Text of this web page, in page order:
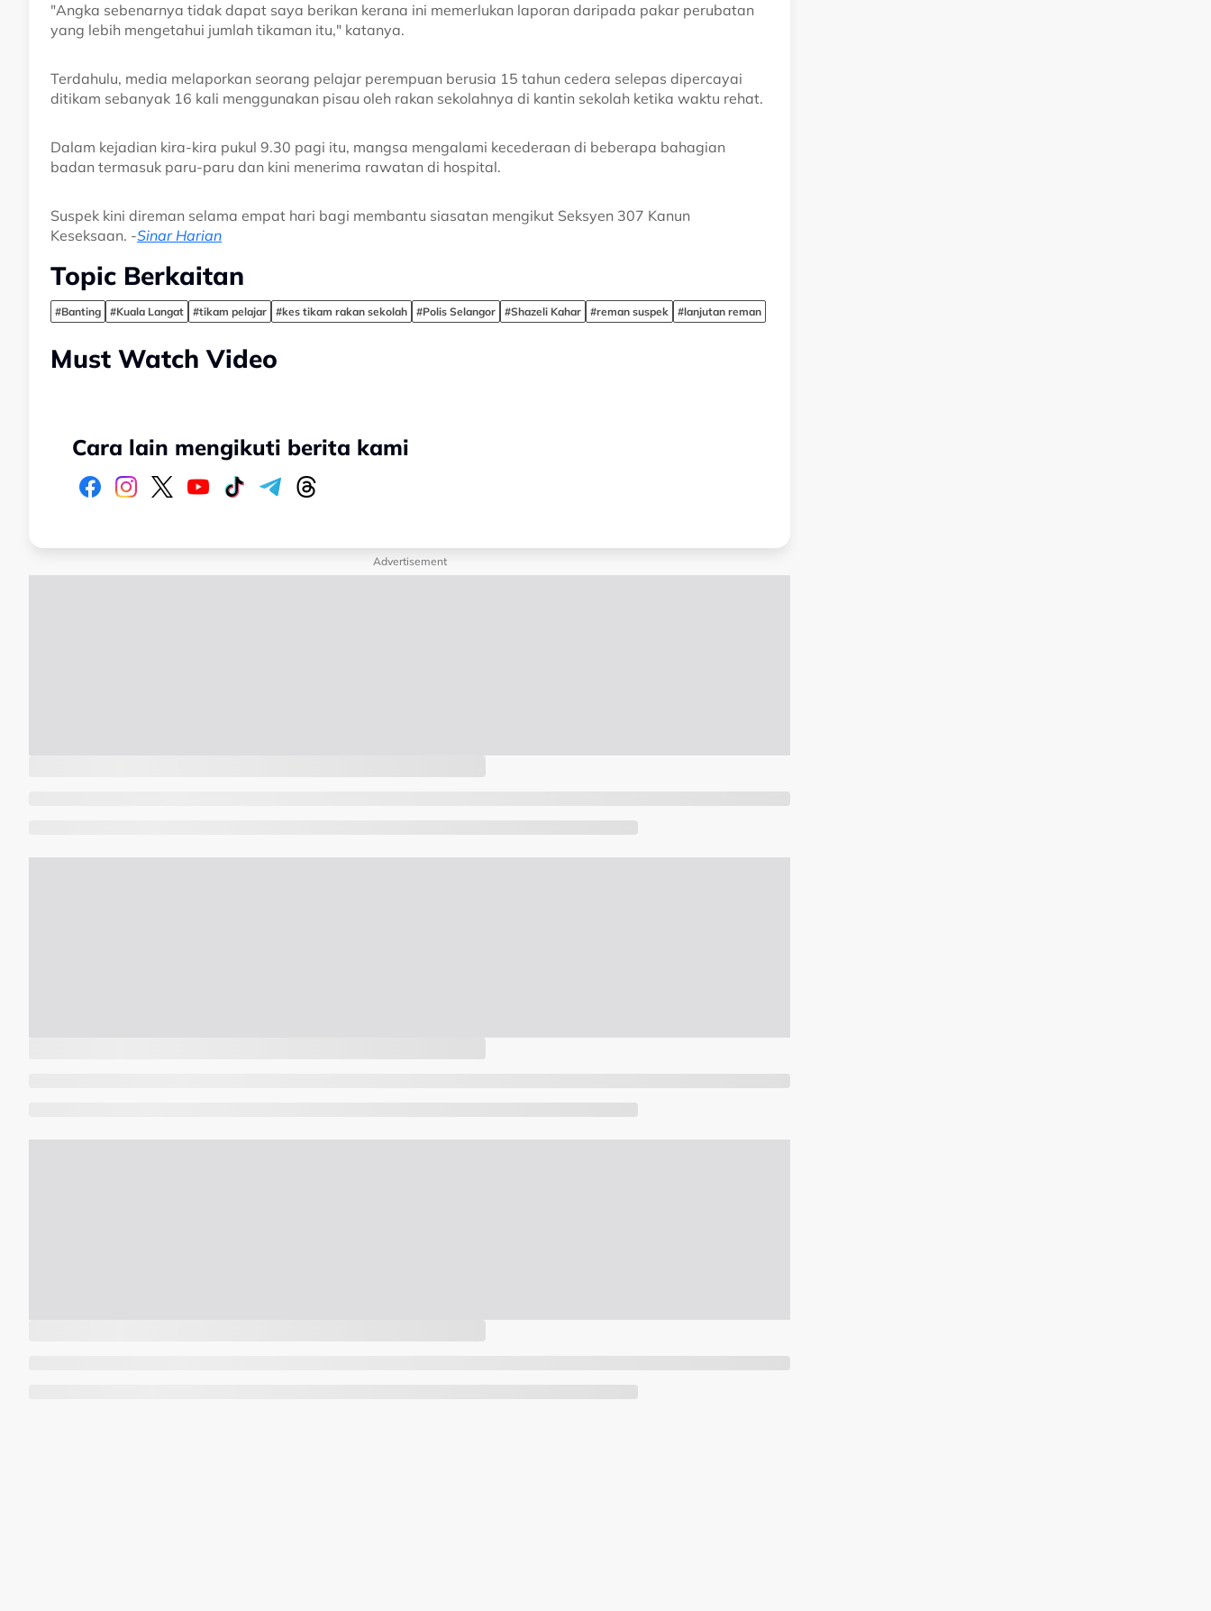
"Angka sebenarnya tidak dapat saya berikan kerana ini memerlukan laporan daripada pakar perubatan
yang lebih mengetahui jumlah tikaman itu," katanya.
Terdahulu, media melaporkan seorang pelajar perempuan berusia 15 tahun cedera selepas dipercayai
ditikam sebanyak 16 kali menggunakan pisau oleh rakan sekolahnya di kantin sekolah ketika waktu rehat.
Dalam kejadian kira-kira pukul 9.30 pagi itu, mangsa mengalami kecederaan di beberapa bahagian
badan termasuk paru-paru dan kini menerima rawatan di hospital.
Suspek kini direman selama empat hari bagi membantu siasatan mengikut Seksyen 307 Kanun
Keseksaan. -Sinar Harian
Topic Berkaitan
#Banting #Kuala Langat #tikam pelajar #kes tikam rakan sekolah #Polis Selangor #Shazeli Kahar #reman suspek #lanjutan reman
Must Watch Video
Cara lain mengikuti berita kami
Advertisement